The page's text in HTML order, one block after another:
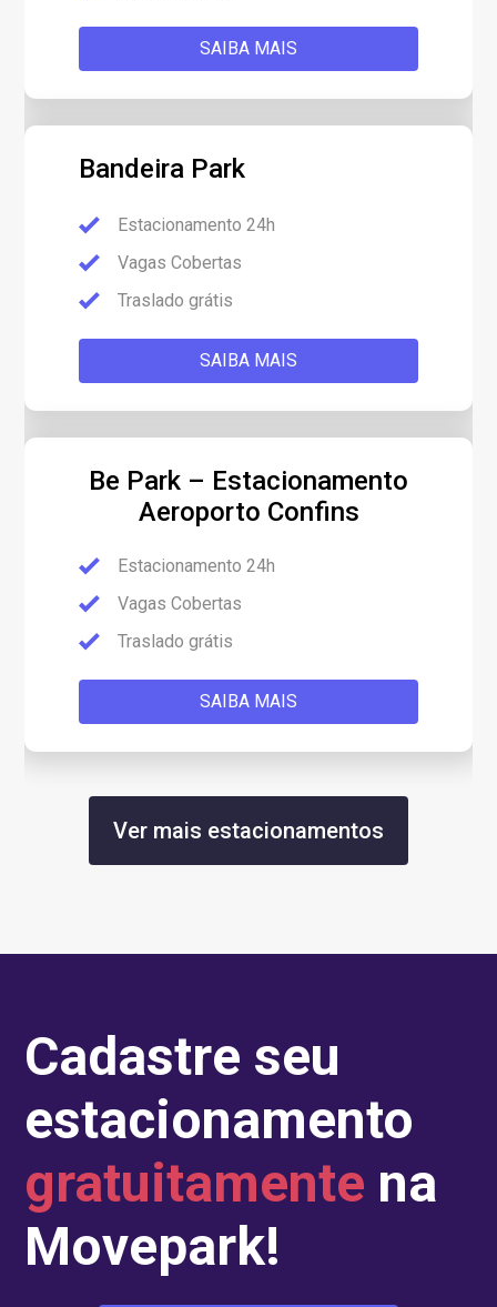
SAIBA MAIS
Bandeira Park
Estacionamento 24h
Vagas Cobertas
Traslado grátis
SAIBA MAIS
Be Park – Estacionamento
Aeroporto Confins
Estacionamento 24h
Vagas Cobertas
Traslado grátis
SAIBA MAIS
Ver mais estacionamentos
Cadastre seu
estacionamento
gratuitamente na
Movepark!